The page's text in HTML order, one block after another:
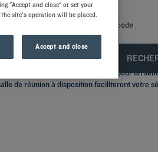
Ajouter un code
avec la Belgique, elle est idéale pour un
de réunion à disposition faciliteront votre
"Accept and close" or set your
the site's operation will be placed.
Accept and close